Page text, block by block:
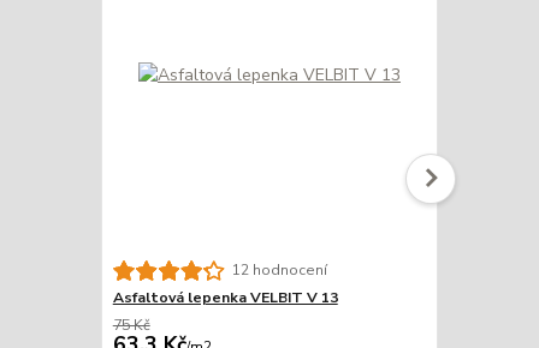
12 hodnocení
Asfaltová lepenka VELBIT V 13
75 Kč